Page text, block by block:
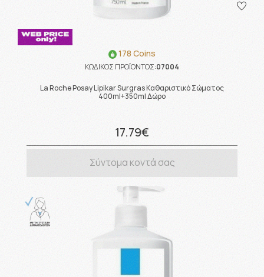
178 Coins
ΚΩΔΙΚΟΣ ΠΡΟΪΟΝΤΟΣ:07004
La Roche Posay Lipikar Surgras Καθαριστικό Σώματος
400ml+350ml Δώρο
17.79€
Σύντομα κοντά σας